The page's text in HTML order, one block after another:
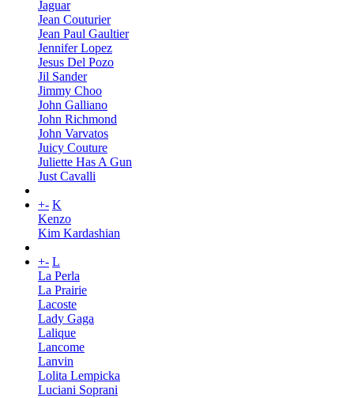
Jaguar
Jean Couturier
Jean Paul Gaultier
Jennifer Lopez
Jesus Del Pozo
Jil Sander
Jimmy Choo
John Galliano
John Richmond
John Varvatos
Juicy Couture
Juliette Has A Gun
Just Cavalli
+- K
Kenzo
Kim Kardashian
+- L
La Perla
La Prairie
Lacoste
Lady Gaga
Lalique
Lancome
Lanvin
Lolita Lempicka
Luciani Soprani